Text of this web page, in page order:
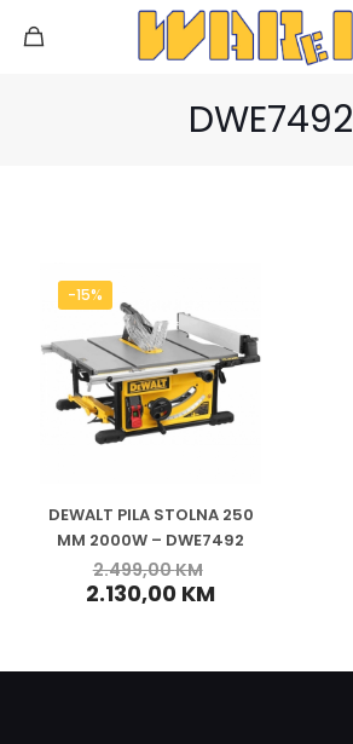
DWE7492
-15%
DEWALT PILA STOLNA 250
MM 2000W – DWE7492
2.499,00KM
2.130,00 KM